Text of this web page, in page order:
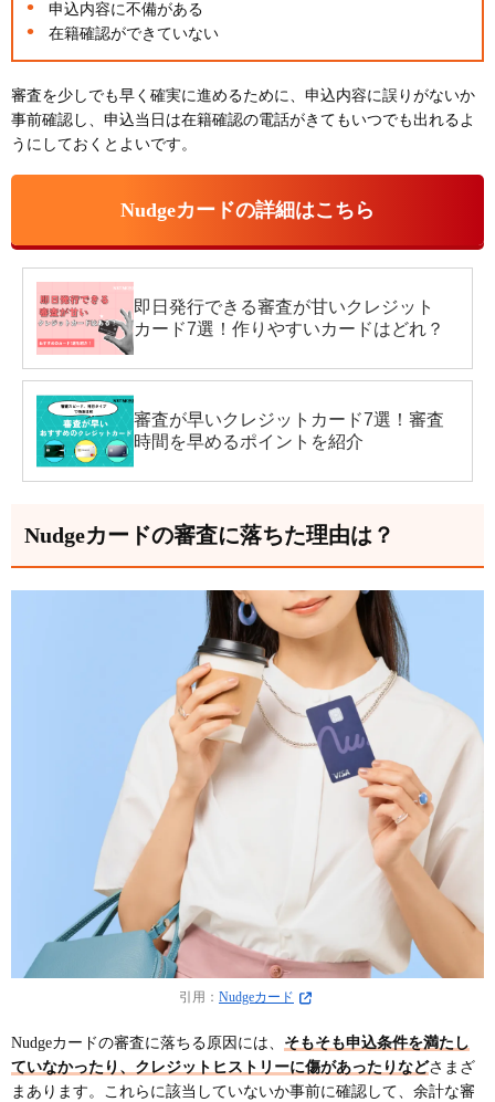
申込内容に不備がある
在籍確認ができていない
審査を少しでも早く確実に進めるために、申込内容に誤りがないか
事前確認し、申込当日は在籍確認の電話がきてもいつでも出れるよ
うにしておくとよいです。
Nudgeカードの詳細はこちら
即日発行できる審査が甘いクレジット
カード7選！作りやすいカードはどれ？
審査が早いクレジットカード7選！審査
時間を早めるポイントを紹介
Nudgeカードの審査に落ちた理由は？
引用： Nudgeカード
Nudgeカードの審査に落ちる原因には、 そもそも申込条件を満たし
ていなかったり、クレジットヒストリーに傷があったりなどさまざ
まあります。これらに該当していないか事前に確認して、余計な審